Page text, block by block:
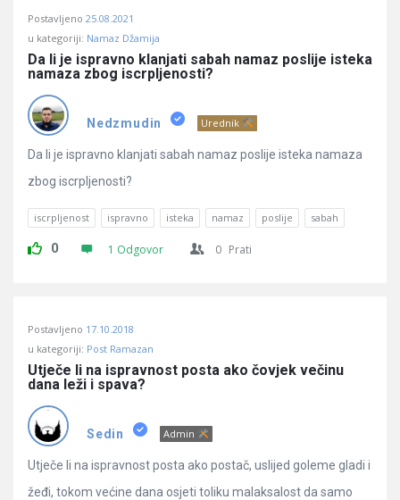
Učene
Latest
Pitanja
Postavljeno 25.08.2021
u kategoriji: Namaz Džamija
Da li je ispravno klanjati sabah namaz poslije isteka
namaza zbog iscrpljenosti?
Nedzmudin Urednik
Da li je ispravno klanjati sabah namaz poslije isteka namaza
zbog iscrpljenosti?
iscrpljenost ispravno isteka namaz poslije sabah
0 1 Odgovor 0 Prati
Postavljeno 17.10.2018
u kategoriji: Post Ramazan
Utječe li na ispravnost posta ako čovjek večinu
dana leži i spava?
Sedin Admin
Utječe li na ispravnost posta ako postač, uslijed goleme gladi i
žeđi, tokom većine dana osjeti toliku malaksalost da samo